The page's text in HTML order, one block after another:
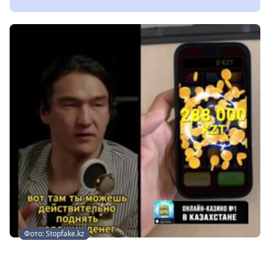
Фото: Stopfake.kz